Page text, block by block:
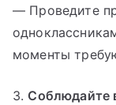
— Проведите
моменты
3. Соблюдайте